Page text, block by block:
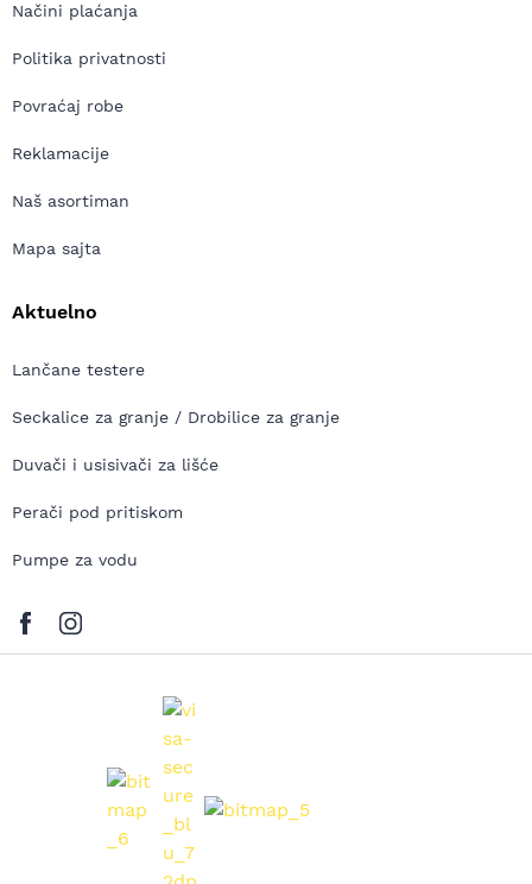
Načini plaćanja
Politika privatnosti
Povraćaj robe
Reklamacije
Naš asortiman
Mapa sajta
Aktuelno
Lančane testere
Seckalice za granje / Drobilice za granje
Duvači i usisivači za lišće
Perači pod pritiskom
Pumpe za vodu